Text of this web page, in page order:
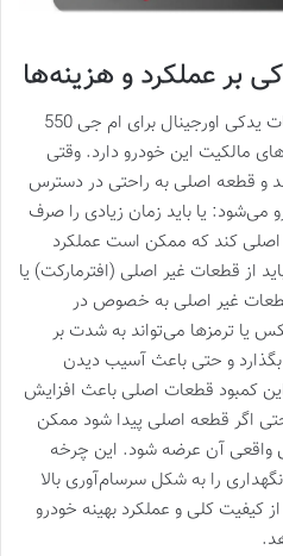
بر عملکرد و هزینه‌ها
کمبود و دشواری دسترسی به قطعات یدکی اورجینال برای ام جی 550
مالکیت این خودرو دارد. وقتی
و قطعه اصلی به راحتی در دسترس
می‌شود: یا باید زمان زیادی را صرف
اصلی کند که ممکن است عملکرد
از قطعات غیر اصلی (افترمارکت) یا
قطعات غیر اصلی به خصوص در
یا ترمزها می‌تواند به شدت بر
بگذارد و حتی باعث آسیب دیدن
کمبود قطعات اصلی باعث افزایش
اگر قطعه اصلی پیدا شود ممکن
واقعی آن عرضه شود. این چرخه
را به شکل سرسام‌آوری بالا
کیفیت کلی و عملکرد بهینه خودرو